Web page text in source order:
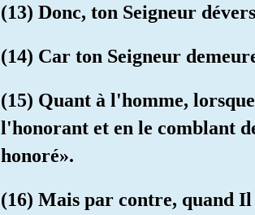
(13) Donc, ton Seigneur
(14) Car ton Seigneur
(15) Quant à l'homme,
l'honorant et en le comblant
honoré».
(16) Mais par contre, quand